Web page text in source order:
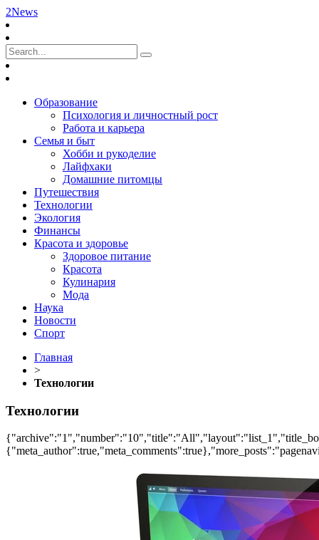
2News
Образование
Психология и личностный рост
Работа и карьера
Семья и быт
Хобби и рукоделие
Лайфхаки
Домашние питомцы
Путешествия
Технологии
Экология
Финансы
Красота и здоровье
Здоровое питание
Красота
Кулинария
Мода
Наука
Новости
Спорт
Главная
>
Технологии
Технологии